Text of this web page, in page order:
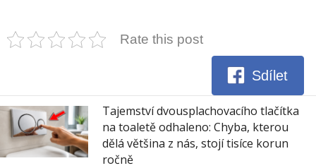
Rate this post
Sdílet
Tajemství dvousplachovacího tlačítka
na toaletě odhaleno: Chyba, kterou
dělá většina z nás, stojí tisíce korun
ročně